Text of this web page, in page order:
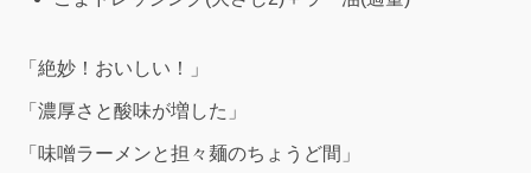
「絶妙！おいしい！」
「濃厚さと酸味が増した」
「味噌ラーメンと担々麺のちょうど間」